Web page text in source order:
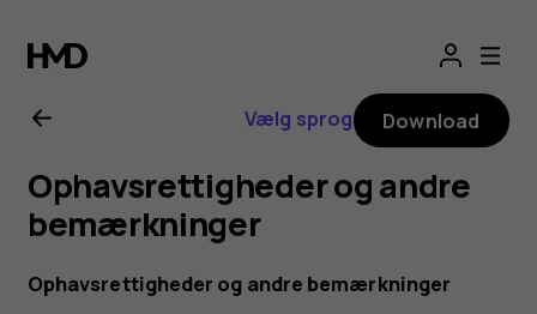
Brugervejledning
til
Nokia
G21
Vælg sprog Download
Ophavsrettigheder og andre
bemærkninger
Ophavsrettigheder og andre bemærkninger